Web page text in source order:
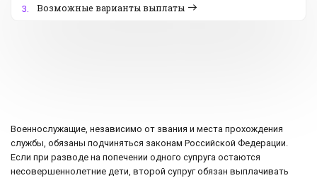
3.
Возможные варианты выплаты
Военнослужащие, независимо от звания и места прохождения
службы, обязаны подчиняться законам Российской Федерации.
Если при разводе на попечении одного супруга остаются
несовершеннолетние дети, второй супруг обязан выплачивать